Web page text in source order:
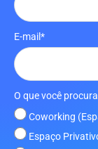
E-mail*
O que você
Coworking
Espaço